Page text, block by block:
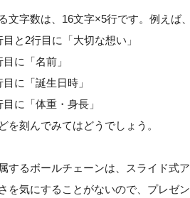
文字数は、16文字×5行です。例えば
目と2行目に「大切な想い」
目に「名前」
目に「誕生日時」
目に「体重・身長」
を刻んでみてはどうでしょう。
するボールチェーンは、スライド式
を気にすることがないので、プレゼン